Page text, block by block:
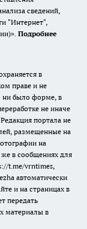
сведений,
"Интернет",
Подробнее
в
праве и не
ни было форме, в
не иначе
портала не
размещенные на
на
в сообщениях для
t.me/vrntimes,
автоматически
и на страницах в
передать
материалы в